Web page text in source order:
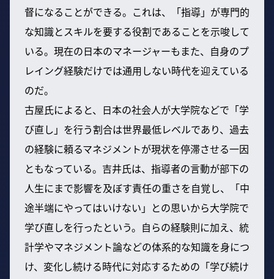
督になることができる。これは、「指導」が専門的
な知識とスキルを要する役割であることを示唆して
いる。現在の日本のマネージャーもまた、自身のプ
レイング経験だけでは通用しない時代を迎えている
のだ。
古屋氏によると、日本の社会人が大学院などで「学
び直し」を行う割合は世界最低レベルであり、過去
の経験に頼るマネジメントが現状を停滞させる一因
ともなっている。吉井氏は、指導者の言動が部下の
人生にまで影響を及ぼす責任の重さを自覚し、「中
途半端にやってはいけない」との思いから大学院で
学び直しを行ったという。自らの経験則に加え、統
計学やマネジメント論などの体系的な知識を身につ
け、変化し続ける時代に対応するための「学び続け